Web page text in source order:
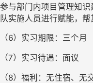
参与部门内项目管理知
队实施人员进行赋能，
（6）实习期限：三个月
（7）实习待遇：面议
（8）福利：无住宿、无